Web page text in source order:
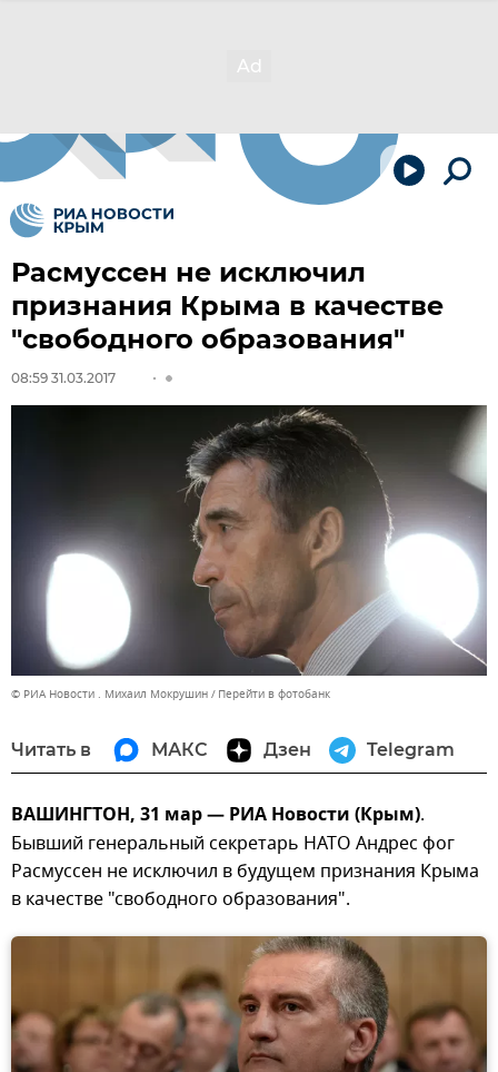
Расмуссен не исключил
признания Крыма в качестве
"свободного образования"
08:59 31.03.2017
© РИА Новости . Михаил Мокрушин Перейти в фотобанк
Читать в МАКС Дзен Telegram
ВАШИНГТОН, 31 мар — РИА Новости (Крым).
Бывший генеральный секретарь НАТО Андрес фог
Расмуссен не исключил в будущем признания Крыма
в качестве "свободного образования".